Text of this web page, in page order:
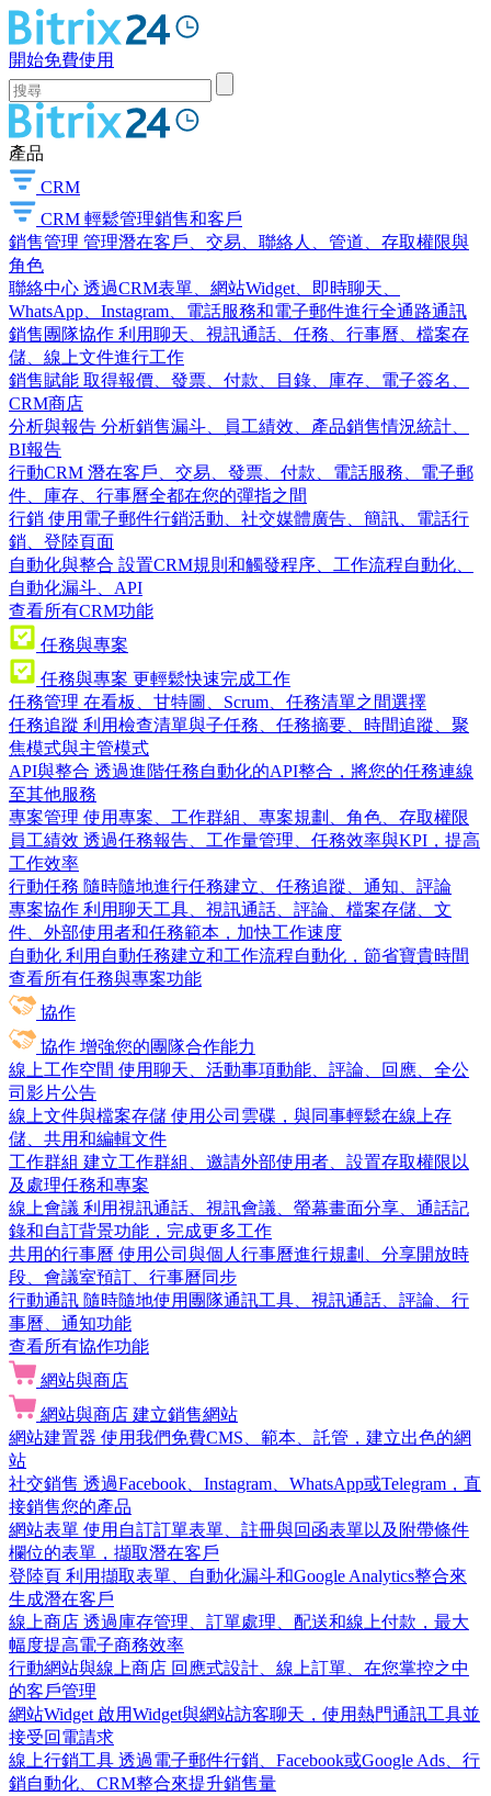
開始免費使用
產品
CRM
CRM 輕鬆管理銷售和客戶
銷售管理 管理潛在客戶、交易、聯絡人、管道、存取權限與
角色
聯絡中心 透過CRM表單、網站Widget、即時聊天、
WhatsApp、Instagram、電話服務和電子郵件進行全通路通訊
銷售團隊協作 利用聊天、視訊通話、任務、行事曆、檔案存
儲、線上文件進行工作
銷售賦能 取得報價、發票、付款、目錄、庫存、電子簽名、
CRM商店
分析與報告 分析銷售漏斗、員工績效、產品銷售情況統計、
BI報告
行動CRM 潛在客戶、交易、發票、付款、電話服務、電子郵
件、庫存、行事曆全都在您的彈指之間
行銷 使用電子郵件行銷活動、社交媒體廣告、簡訊、電話行
銷、登陸頁面
自動化與整合 設置CRM規則和觸發程序、工作流程自動化、
自動化漏斗、API
查看所有CRM功能
任務與專案
任務與專案 更輕鬆快速完成工作
任務管理 在看板、甘特圖、Scrum、任務清單之間選擇
任務追蹤 利用檢查清單與子任務、任務摘要、時間追蹤、聚
焦模式與主管模式
API與整合 透過進階任務自動化的API整合，將您的任務連線
至其他服務
專案管理 使用專案、工作群組、專案規劃、角色、存取權限
員工績效 透過任務報告、工作量管理、任務效率與KPI，提高
工作效率
行動任務 隨時隨地進行任務建立、任務追蹤、通知、評論
專案協作 利用聊天工具、視訊通話、評論、檔案存儲、文
件、外部使用者和任務範本，加快工作速度
自動化 利用自動任務建立和工作流程自動化，節省寶貴時間
查看所有任務與專案功能
協作
協作 增強您的團隊合作能力
線上工作空間 使用聊天、活動事項動能、評論、回應、全公
司影片公告
線上文件與檔案存儲 使用公司雲碟，與同事輕鬆在線上存
儲、共用和編輯文件
工作群組 建立工作群組、邀請外部使用者、設置存取權限以
及處理任務和專案
線上會議 利用視訊通話、視訊會議、螢幕畫面分享、通話記
錄和自訂背景功能，完成更多工作
共用的行事曆 使用公司與個人行事曆進行規劃、分享開放時
段、會議室預訂、行事曆同步
行動通訊 隨時隨地使用團隊通訊工具、視訊通話、評論、行
事曆、通知功能
查看所有協作功能
網站與商店
網站與商店 建立銷售網站
網站建置器 使用我們免費CMS、範本、託管，建立出色的網
站
社交銷售 透過Facebook、Instagram、WhatsApp或Telegram，直
接銷售您的產品
網站表單 使用自訂訂單表單、註冊與回函表單以及附帶條件
欄位的表單，擷取潛在客戶
登陸頁 利用擷取表單、自動化漏斗和Google Analytics整合來
生成潛在客戶
線上商店 透過庫存管理、訂單處理、配送和線上付款，最大
幅度提高電子商務效率
行動網站與線上商店 回應式設計、線上訂單、在您掌控之中
的客戶管理
網站Widget 啟用Widget與網站訪客聊天，使用熱門通訊工具並
接受回電請求
線上行銷工具 透過電子郵件行銷、Facebook或Google Ads、行
銷自動化、CRM整合來提升銷售量